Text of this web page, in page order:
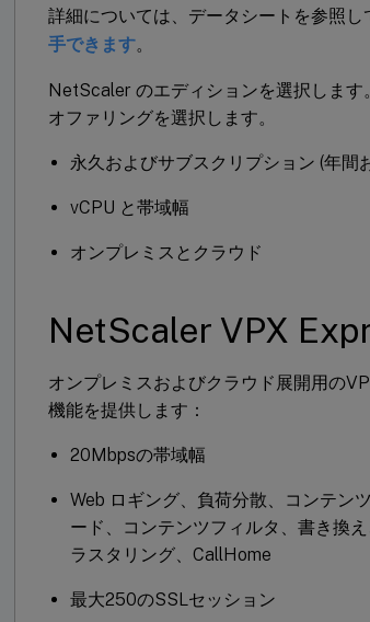
詳細については、データシートを参照し
手できます。
NetScaler のエディションを選択しま
オファリングを選択します。
永久およびサブスクリプション (年間
vCPU と帯域幅
オンプレミスとクラウド
NetScaler VPX
オンプレミスおよびクラウド展開用の
機能を提供します：
20Mbpsの帯域幅
Web ロギング、負荷分散、コンテン
ード、コンテンツフィルタ、書き換
ラスタリング、CallHome
最大250のSSLセッション